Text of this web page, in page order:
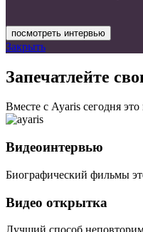
посмотреть интервью
Закрыть
Запечатлейте
Вместе с Ayaris сегодня
Видеоинтервью
Биографический фильмы
Видео открытка